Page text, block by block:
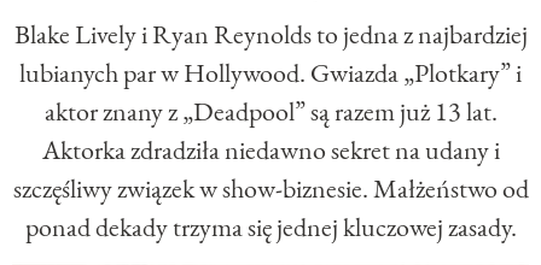
Blake Lively i Ryan Reynolds to jedna z najbardziej
lubianych par w Hollywood. Gwiazda „Plotkary” i
aktor znany z „Deadpool” są razem już 13 lat.
Aktorka zdradziła niedawno sekret na udany i
szczęśliwy związek w show-biznesie. Małżeństwo od
ponad dekady trzyma się jednej kluczowej zasady.